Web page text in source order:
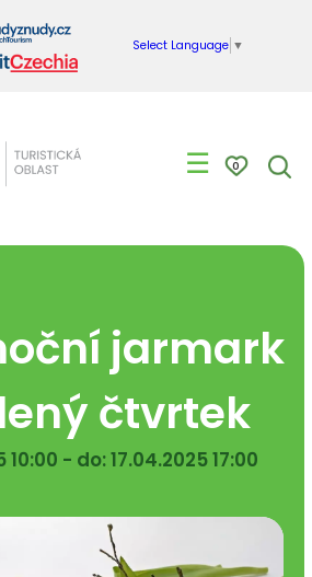
Select Language ▼
☰ 0
jarmark
čtvrtek
10:00 - do: 17.04.2025 17:00